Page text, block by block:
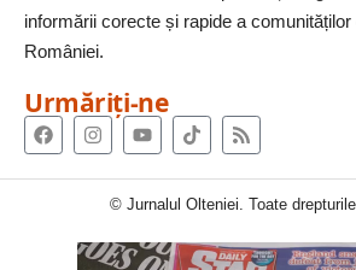
informării corecte și rapide a
României.
Urmăriți-ne
© Jurnalul Olteniei. Toate